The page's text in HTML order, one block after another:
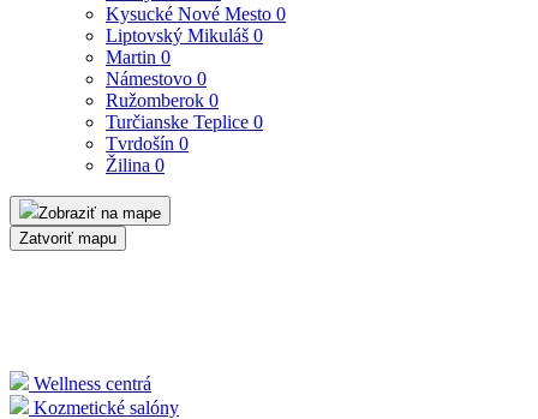
Kysucké Nové Mesto 0
Liptovský Mikuláš 0
Martin 0
Námestovo 0
Ružomberok 0
Turčianske Teplice 0
Tvrdošín 0
Žilina 0
Zobraziť na mape
Zatvoriť mapu
Wellness centrá
Kozmetické salóny